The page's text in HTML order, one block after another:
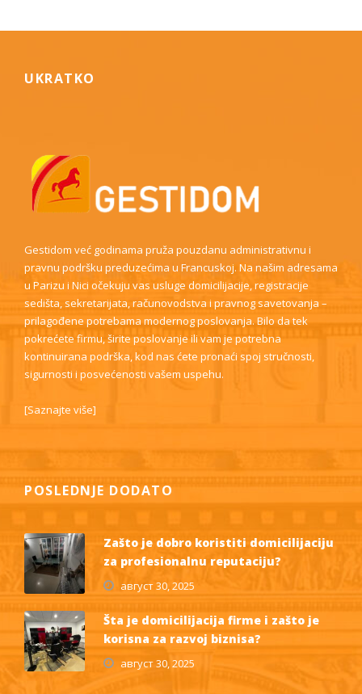
UKRATKO
Gestidom već godinama pruža pouzdanu administrativnu i
pravnu podršku preduzećima u Francuskoj. Na našim adresama
u Parizu i Nici očekuju vas usluge domicilijacije, registracije
sedišta, sekretarijata, računovodstva i pravnog savetovanja –
prilagođene potrebama modernog poslovanja. Bilo da tek
pokrećete firmu, širite poslovanje ili vam je potrebna
kontinuirana podrška, kod nas ćete pronaći spoj stručnosti,
sigurnosti i posvećenosti vašem uspehu.
[Saznajte više]
POSLEDNJE DODATO
Zašto je dobro koristiti domicilijaciju
za profesionalnu reputaciju?
август 30, 2025
Šta je domicilijacija firme i zašto je
korisna za razvoj biznisa?
август 30, 2025